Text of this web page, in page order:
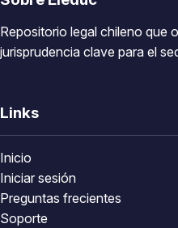
Repositorio legal chileno que
jurisprudencia clave para el
Links
Inicio
Iniciar sesión
Preguntas frecientes
Soporte